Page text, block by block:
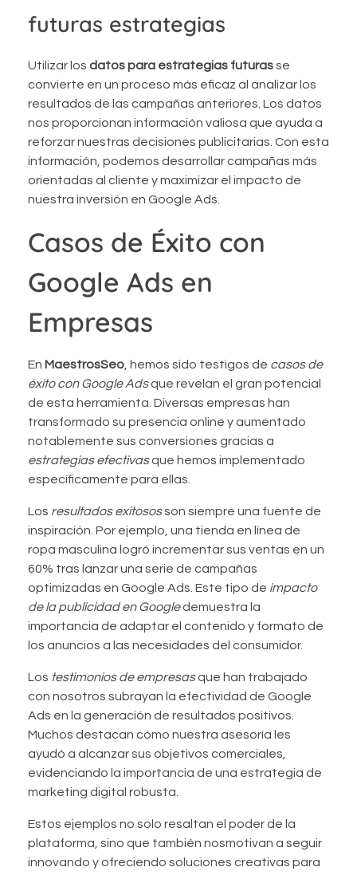
futuras estrategias
Utilizar los datos para estrategias futurasse
convierte en un proceso más eficaz al analizar los
resultados de las campañas anteriores. Los datos
nos proporcionan información valiosa que ayuda a
reforzar nuestras decisiones publicitarias. Con esta
información, podemos desarrollar campañas más
orientadas al cliente y maximizar el impacto de
nuestra inversión en Google Ads.
Casos de Éxito con
Google Ads en
Empresas
En MaestrosSeo , hemos sido testigos de casos de
éxito con Google Adsque revelan el gran potencial
de esta herramienta. Diversas empresas han
transformado su presencia online y aumentado
notablemente sus conversiones gracias a
estrategias efectivasque hemos implementado
específicamente para ellas.
Los resultados exitososson siempre una fuente de
inspiración. Por ejemplo, una tienda en línea de
ropa masculina logró incrementar sus ventas en un
60% tras lanzar una serie de campañas
optimizadas en Google Ads. Este tipo de impacto
de la publicidad en Googledemuestra la
importancia de adaptar el contenido y formato de
los anuncios a las necesidades del consumidor.
Los testimonios de empresasque han trabajado
con nosotros subrayan la efectividad de Google
Ads en la generación de resultados positivos.
Muchos destacan cómo nuestra asesoría les
ayudó a alcanzar sus objetivos comerciales,
evidenciando la importancia de una estrategia de
marketing digital robusta.
Estos ejemplos no solo resaltan el poder de la
plataforma, sino que también nosmotivan a seguir
innovando y ofreciendo soluciones creativas para